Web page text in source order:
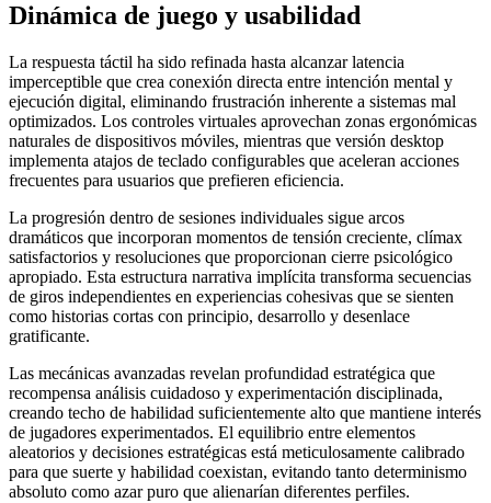
Dinámica de juego y usabilidad
La respuesta táctil ha sido refinada hasta alcanzar latencia
imperceptible que crea conexión directa entre intención mental y
ejecución digital, eliminando frustración inherente a sistemas mal
optimizados. Los controles virtuales aprovechan zonas ergonómicas
naturales de dispositivos móviles, mientras que versión desktop
implementa atajos de teclado configurables que aceleran acciones
frecuentes para usuarios que prefieren eficiencia.
La progresión dentro de sesiones individuales sigue arcos
dramáticos que incorporan momentos de tensión creciente, clímax
satisfactorios y resoluciones que proporcionan cierre psicológico
apropiado. Esta estructura narrativa implícita transforma secuencias
de giros independientes en experiencias cohesivas que se sienten
como historias cortas con principio, desarrollo y desenlace
gratificante.
Las mecánicas avanzadas revelan profundidad estratégica que
recompensa análisis cuidadoso y experimentación disciplinada,
creando techo de habilidad suficientemente alto que mantiene interés
de jugadores experimentados. El equilibrio entre elementos
aleatorios y decisiones estratégicas está meticulosamente calibrado
para que suerte y habilidad coexistan, evitando tanto determinismo
absoluto como azar puro que alienarían diferentes perfiles.